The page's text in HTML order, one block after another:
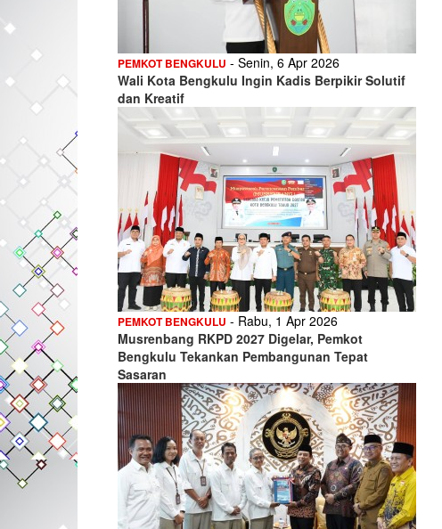
PEMKOT BENGKULU - Senin, 6 Apr 2026
Wali Kota Bengkulu Ingin Kadis Berpikir Solutif
dan Kreatif
PEMKOT BENGKULU - Rabu, 1 Apr 2026
Musrenbang RKPD 2027 Digelar, Pemkot
Bengkulu Tekankan Pembangunan Tepat
Sasaran